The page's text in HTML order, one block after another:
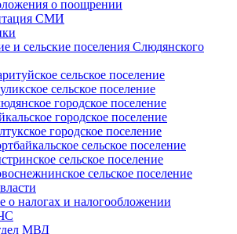
о поощрении
СМИ
и сельские поселения Слюдянского
сельское поселение
сельское поселение
городское поселение
городское поселение
городское поселение
сельское поселение
сельское поселение
сельское поселение
о налогах и налогообложении
МВД